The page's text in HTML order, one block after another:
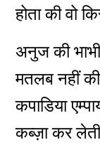
होता की वो
अनुज की
मतलब नहीं
कपाडिया
कब्ज़ा कर